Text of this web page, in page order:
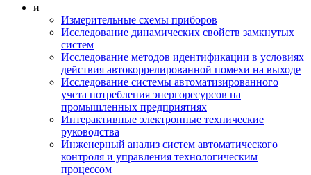
и
Измерительные схемы приборов
Исследование динамических свойств замкнутых
систем
Исследование методов идентификации в условиях
действия автокоррелированной помехи на выходе
Исследование системы автоматизированного
учета потребления энергоресурсов на
промышленных предприятиях
Интерактивные электронные технические
руководства
Инженерный анализ систем автоматического
контроля и управления технологическим
процессом